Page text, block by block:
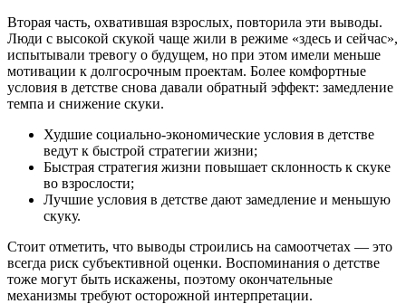
Вторая часть, охватившая взрослых, повторила эти выводы.
Люди с высокой скукой чаще жили в режиме «здесь и сейчас»,
испытывали тревогу о будущем, но при этом имели меньше
мотивации к долгосрочным проектам. Более комфортные
условия в детстве снова давали обратный эффект: замедление
темпа и снижение скуки.
Худшие социально-экономические условия в детстве
ведут к быстрой стратегии жизни;
Быстрая стратегия жизни повышает склонность к скуке
во взрослости;
Лучшие условия в детстве дают замедление и меньшую
скуку.
Стоит отметить, что выводы строились на самоотчетах — это
всегда риск субъективной оценки. Воспоминания о детстве
тоже могут быть искажены, поэтому окончательные
механизмы требуют осторожной интерпретации.